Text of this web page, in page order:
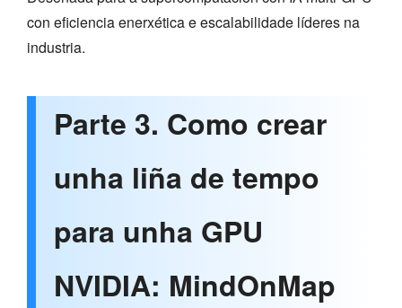
con eficiencia enerxética e escalabilidade líderes na
industria.
Parte 3. Como crear
unha liña de tempo
para unha GPU
NVIDIA: MindOnMap